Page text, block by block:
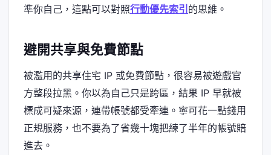
準你自己，這點可以對照行動優先索引 的思維。
避開共享與免費節點
被濫用的共享住宅 IP 或免費節點，很容易被遊戲官
方整段拉黑。你以為自己只是跨區，結果 IP 早就被
標成可疑來源，連帶帳號都受牽連。寧可花一點錢用
正規服務，也不要為了省幾十塊把練了半年的帳號賠
進去。